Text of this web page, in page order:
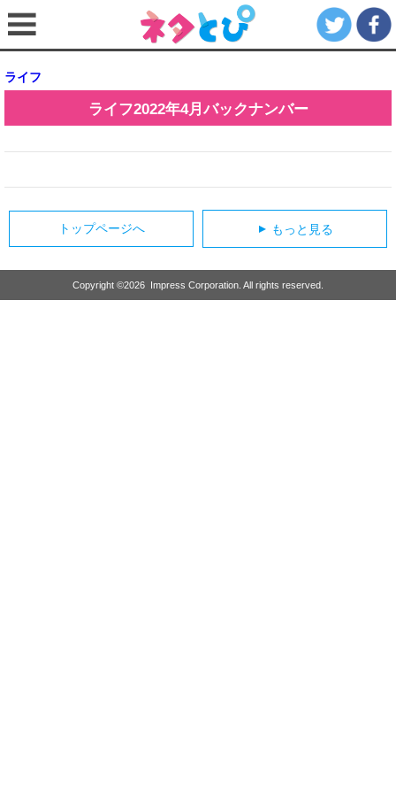
ライフ
ライフ2022年4月バックナンバー
トップページへ ▲ もっと見る
Copyright ©2026 Impress Corporation. All rights reserved.